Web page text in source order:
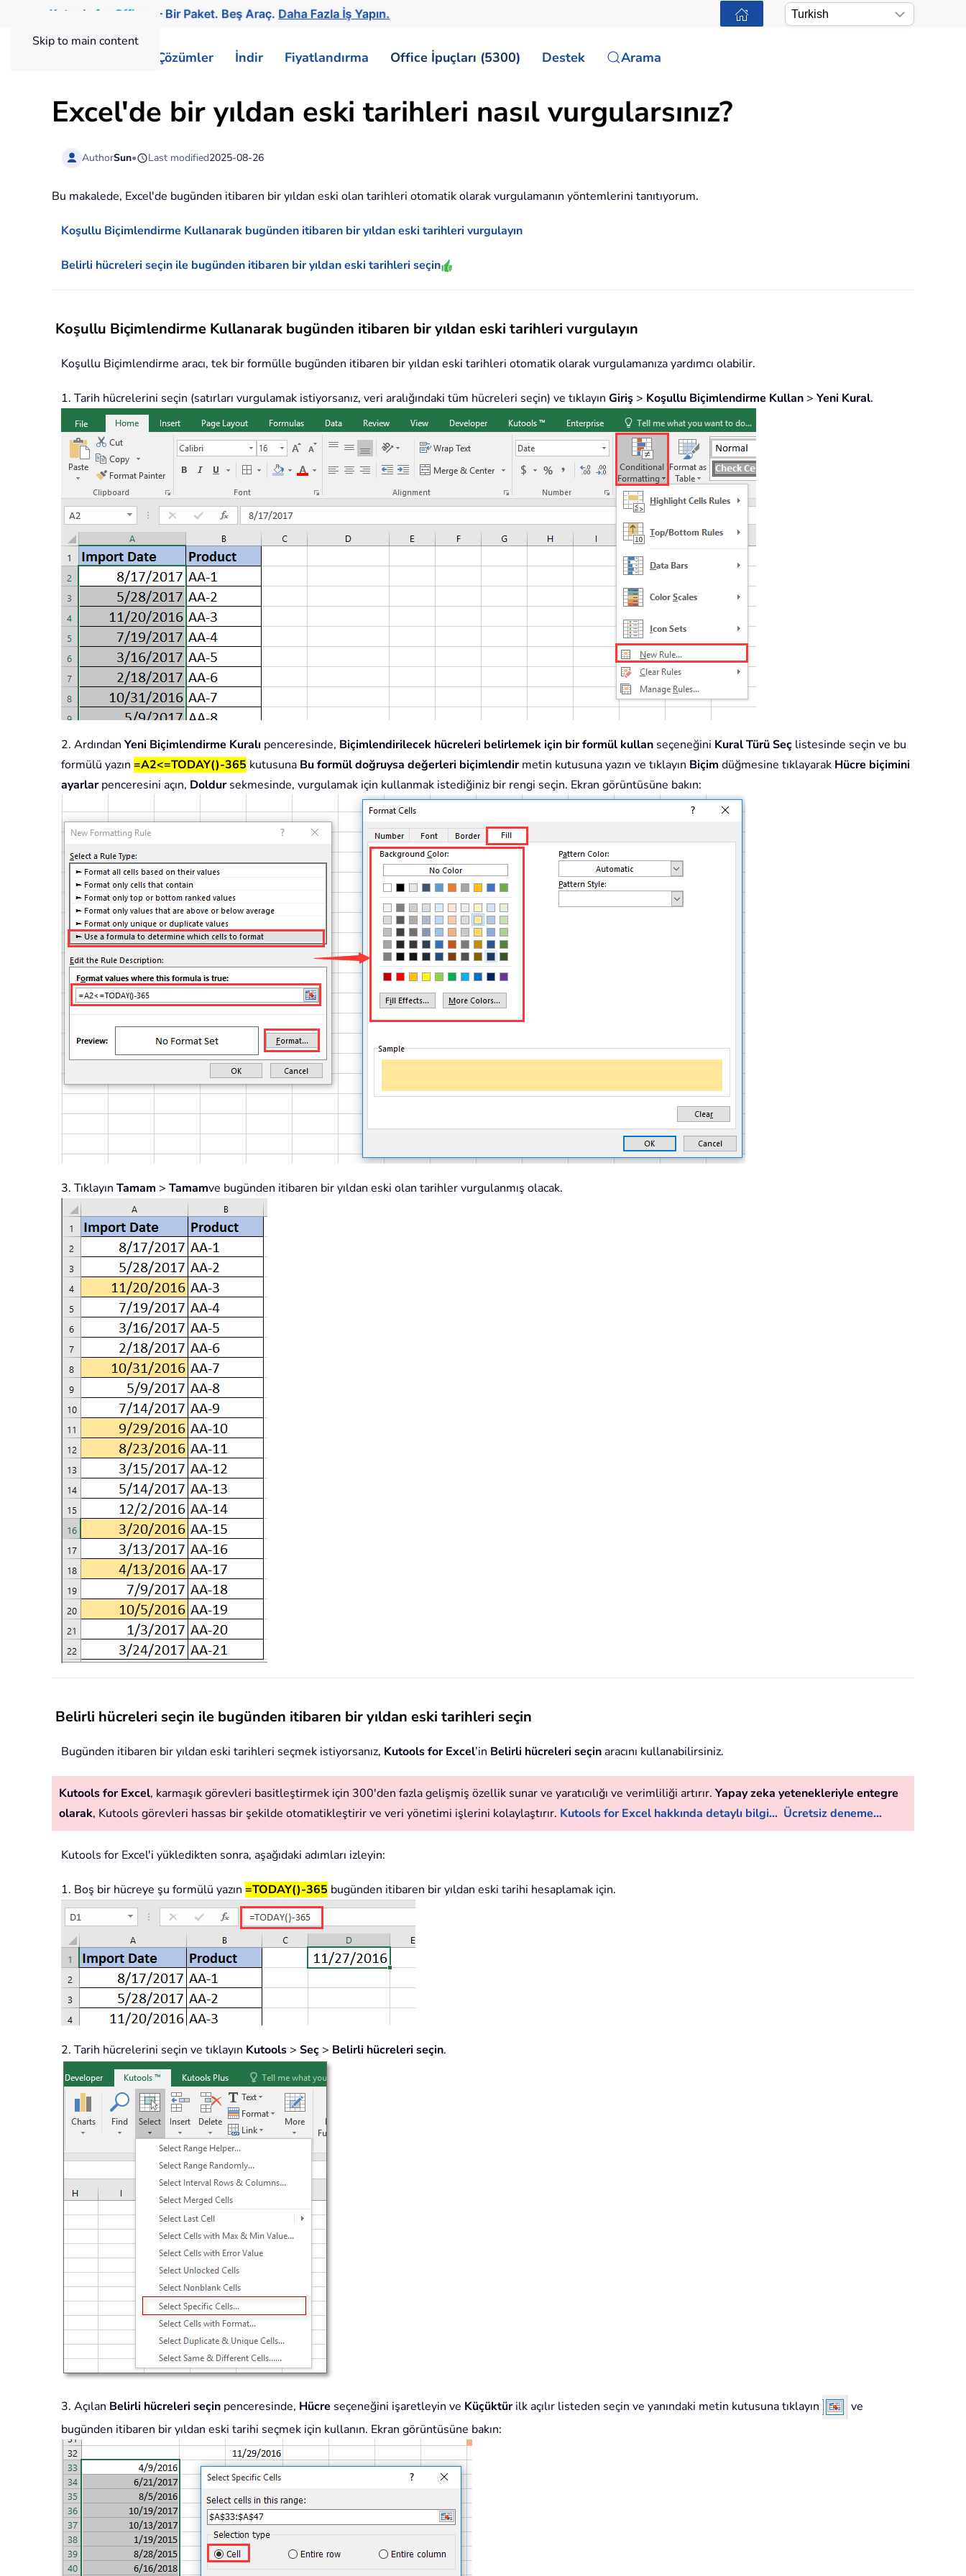
Skip to main content
Kutools for Office — Bir Paket. Beş Araç.Daha Fazla İş Yapın.
Çözümler İndir Fiyatlandırma Office İpuçları (5300) Destek Arama
Excel'de bir yıldan eski tarihleri nasıl vurgularsınız?
AuthorSun• Last modified2025-08-26
Bu makalede, Excel'de bugünden itibaren bir yıldan eski olan tarihleri otomatik olarak vurgulamanın yöntemlerini tanıtıyorum.
Koşullu Biçimlendirme Kullanarak bugünden itibaren bir yıldan eski tarihleri vurgulayın
Belirli hücreleri seçin ile bugünden itibaren bir yıldan eski tarihleri seçin
Koşullu Biçimlendirme Kullanarak bugünden itibaren bir yıldan eski tarihleri vurgulayın
Koşullu Biçimlendirme aracı, tek bir formülle bugünden itibaren bir yıldan eski tarihleri otomatik olarak vurgulamanıza yardımcı olabilir.
1. Tarih hücrelerini seçin (satırları vurgulamak istiyorsanız, veri aralığındaki tüm hücreleri seçin) ve tıklayın Giriş > Koşullu Biçimlendirme Kullan > Yeni Kural.
2. Ardından Yeni Biçimlendirme Kuralı penceresinde, Biçimlendirilecek hücreleri belirlemek için bir formül kullan seçeneğini Kural Türü Seç listesinde seçin ve bu
formülü yazın =A2<=TODAY()-365 kutusuna Bu formül doğruysa değerleri biçimlendirmetin kutusuna yazın ve tıklayın Biçim düğmesine tıklayarak Hücre biçimini
ayarlarpenceresini açın, Doldursekmesinde, vurgulamak için kullanmak istediğiniz bir rengi seçin. Ekran görüntüsüne bakın:
3. Tıklayın Tamam > Tamamve bugünden itibaren bir yıldan eski olan tarihler vurgulanmış olacak.
Belirli hücreleri seçin ile bugünden itibaren bir yıldan eski tarihleri seçin
Bugünden itibaren bir yıldan eski tarihleri seçmek istiyorsanız, Kutools for Excel’in Belirli hücreleri seçinaracını kullanabilirsiniz.
Kutools for Excel, karmaşık görevleri basitleştirmek için 300'den fazla gelişmiş özellik sunar ve yaratıcılığı ve verimliliği artırır. Yapay zeka yetenekleriyle entegre
olarak, Kutools görevleri hassas bir şekilde otomatikleştirir ve veri yönetimi işlerini kolaylaştırır. Kutools for Excel hakkında detaylı bilgi... Ücretsiz deneme...
Kutools for Excel'i yükledikten sonra, aşağıdaki adımları izleyin:
1. Boş bir hücreye şu formülü yazın =TODAY()-365 bugünden itibaren bir yıldan eski tarihi hesaplamak için.
2. Tarih hücrelerini seçin ve tıklayın Kutools > Seç > Belirli hücreleri seçin.
3. Açılan Belirli hücreleri seçin penceresinde, Hücre seçeneğini işaretleyin ve Küçüktürilk açılır listeden seçin ve yanındaki metin kutusuna tıklayın
ve
bugünden itibaren bir yıldan eski tarihi seçmek için kullanın. Ekran görüntüsüne bakın: